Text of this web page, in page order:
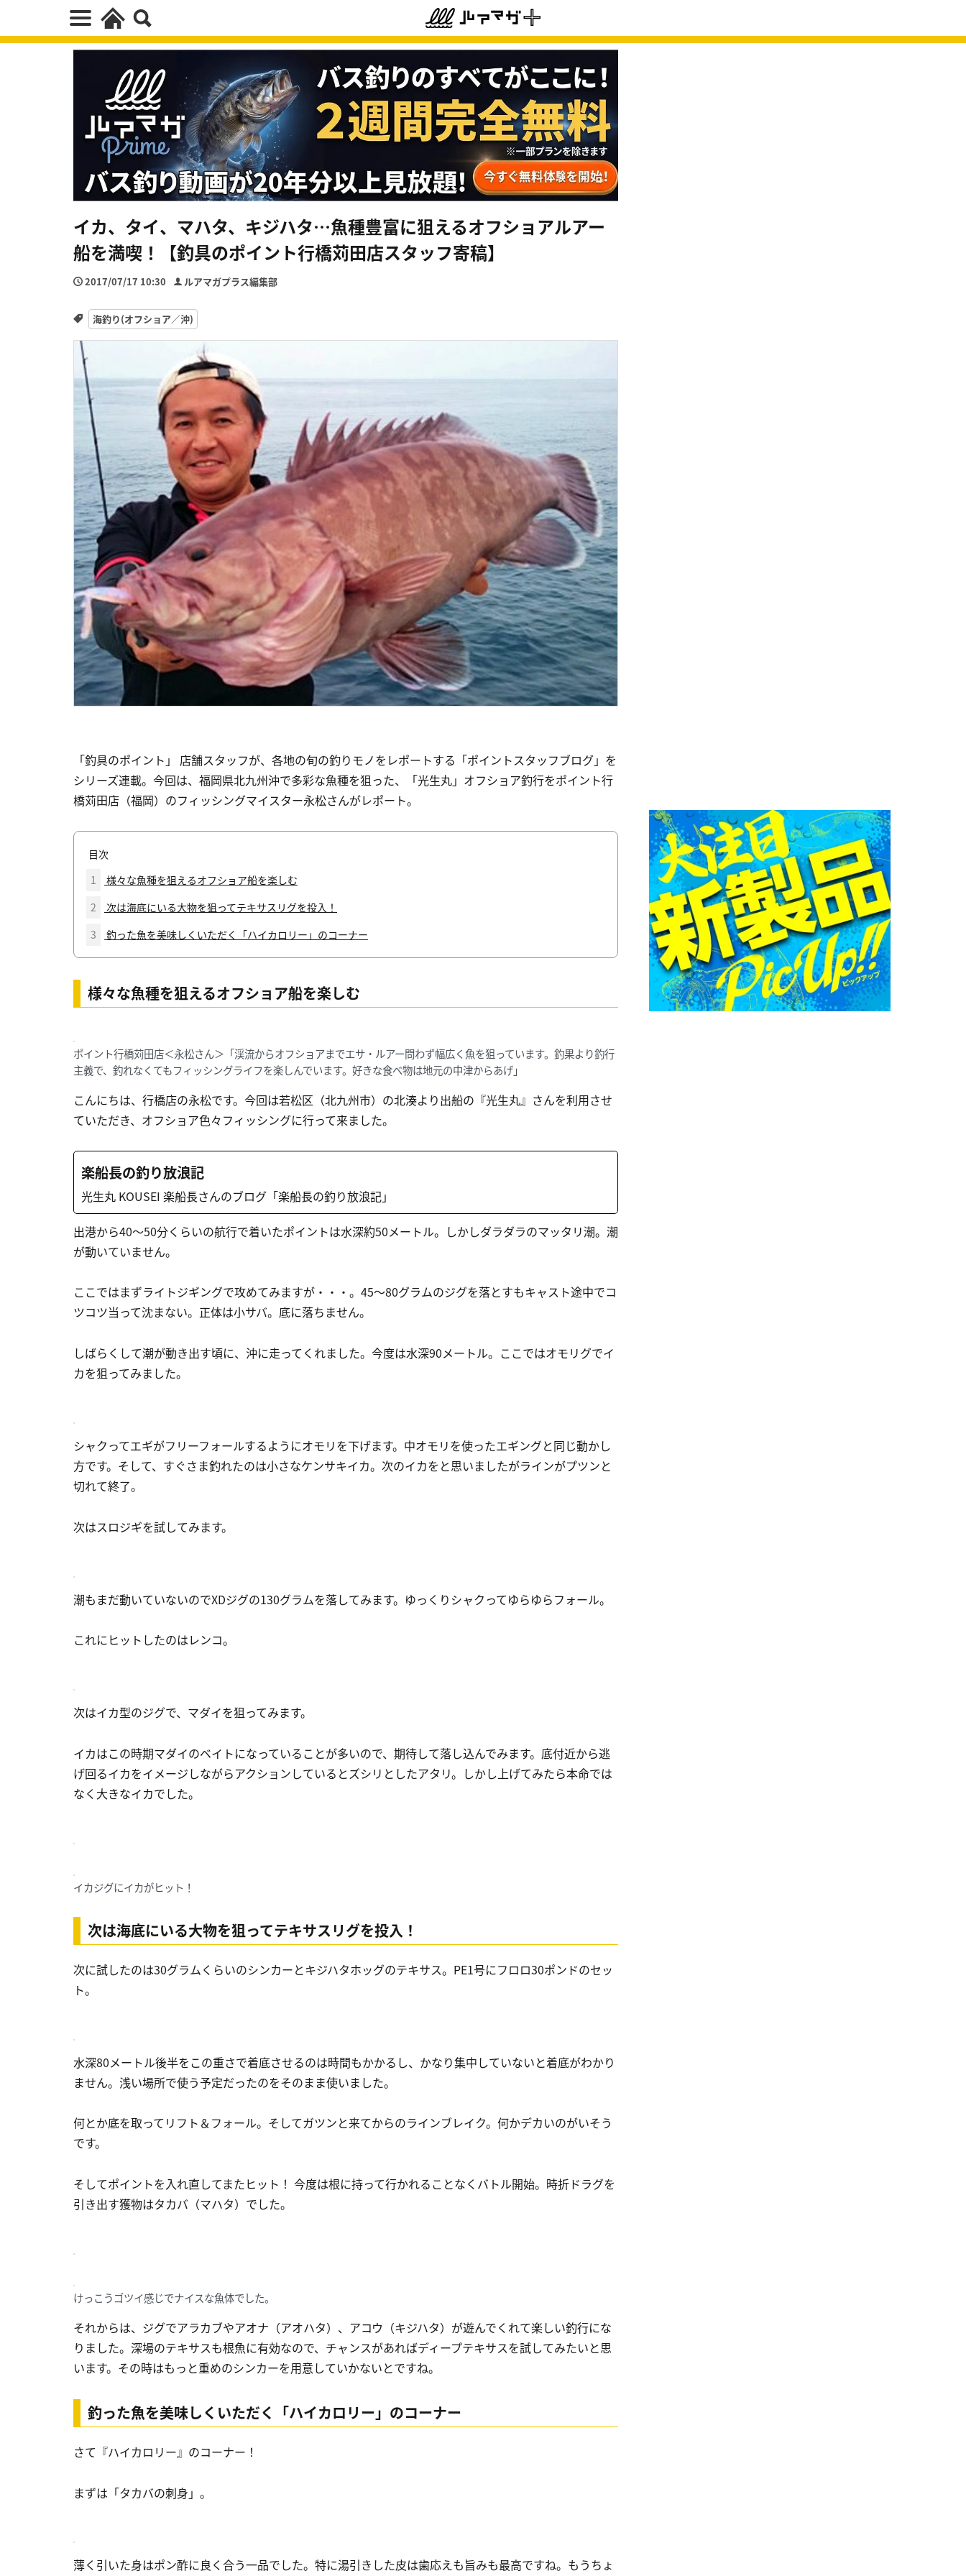
イカ、タイ、マハタ、キジハタ…魚種豊富に狙えるオフショアルアー
船を満喫！【釣具のポイント行橋苅田店スタッフ寄稿】
2017/07/17 10:30 ルアマガプラス編集部
海釣り(オフショア／沖)
「釣具のポイント」 店舗スタッフが、各地の旬の釣りモノをレポートする「ポイントスタッフブログ」を
シリーズ連載。今回は、福岡県北九州沖で多彩な魚種を狙った、「光生丸」オフショア釣行をポイント行
橋苅田店（福岡）のフィッシングマイスター永松さんがレポート。
目次
1
様々な魚種を狙えるオフショア船を楽しむ
2
次は海底にいる大物を狙ってテキサスリグを投入！
3
釣った魚を美味しくいただく「ハイカロリー」のコーナー
様々な魚種を狙えるオフショア船を楽しむ
ポイント行橋苅田店＜永松さん＞「渓流からオフショアまでエサ・ルアー問わず幅広く魚を狙っています。釣果より釣行
主義で、釣れなくてもフィッシングライフを楽しんでいます。好きな食べ物は地元の中津からあげ」
こんにちは、行橋店の永松です。今回は若松区（北九州市）の北湊より出船の『光生丸』さんを利用させ
ていただき、オフショア色々フィッシングに行って来ました。
楽船長の釣り放浪記
光生丸 KOUSEI 楽船長さんのブログ「楽船長の釣り放浪記」
出港から40～50分くらいの航行で着いたポイントは水深約50メートル。しかしダラダラのマッタリ潮。潮
が動いていません。
ここではまずライトジギングで攻めてみますが・・・。45～80グラムのジグを落とすもキャスト途中でコ
ツコツ当って沈まない。正体は小サバ。底に落ちません。
しばらくして潮が動き出す頃に、沖に走ってくれました。今度は水深90メートル。ここではオモリグでイ
カを狙ってみました。
シャクってエギがフリーフォールするようにオモリを下げます。中オモリを使ったエギングと同じ動かし
方です。そして、すぐさま釣れたのは小さなケンサキイカ。次のイカをと思いましたがラインがプツンと
切れて終了。
次はスロジギを試してみます。
潮もまだ動いていないのでXDジグの130グラムを落してみます。ゆっくりシャクってゆらゆらフォール。
これにヒットしたのはレンコ。
次はイカ型のジグで、マダイを狙ってみます。
イカはこの時期マダイのベイトになっていることが多いので、期待して落し込んでみます。底付近から逃
げ回るイカをイメージしながらアクションしているとズシリとしたアタリ。しかし上げてみたら本命では
なく大きなイカでした。
イカジグにイカがヒット！
次は海底にいる大物を狙ってテキサスリグを投入！
次に試したのは30グラムくらいのシンカーとキジハタホッグのテキサス。PE1号にフロロ30ポンドのセッ
ト。
水深80メートル後半をこの重さで着底させるのは時間もかかるし、かなり集中していないと着底がわかり
ません。浅い場所で使う予定だったのをそのまま使いました。
何とか底を取ってリフト＆フォール。そしてガツンと来てからのラインブレイク。何かデカいのがいそう
です。
そしてポイントを入れ直してまたヒット！ 今度は根に持って行かれることなくバトル開始。時折ドラグを
引き出す獲物はタカバ（マハタ）でした。
けっこうゴツイ感じでナイスな魚体でした。
それからは、ジグでアラカブやアオナ（アオハタ）、アコウ（キジハタ）が遊んでくれて楽しい釣行にな
りました。深場のテキサスも根魚に有効なので、チャンスがあればディープテキサスを試してみたいと思
います。その時はもっと重めのシンカーを用意していかないとですね。
釣った魚を美味しくいただく「ハイカロリー」のコーナー
さて『ハイカロリー』のコーナー！
まずは「タカバの刺身」。
薄く引いた身はポン酢に良く合う一品でした。特に湯引きした皮は歯応えも旨みも最高ですね。もうちょ